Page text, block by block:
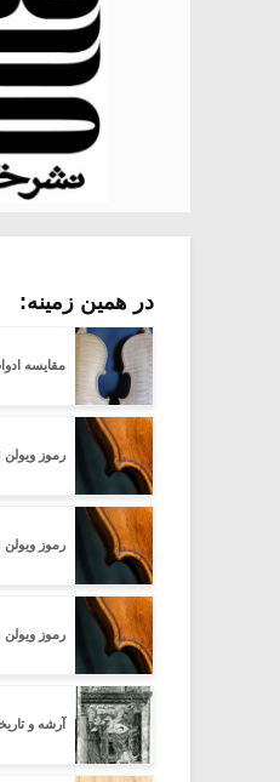
در همین زمینه:
مقایسه
رموز ویولن
رموز ویولن
رموز ویولن
آرشه و